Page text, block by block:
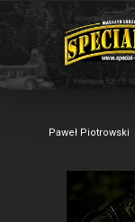
Paweł Piotrowski